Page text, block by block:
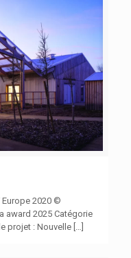
2020 ©
award 2025 Catégorie
projet : Nouvelle […]